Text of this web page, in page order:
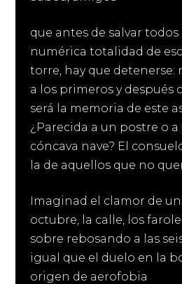
que antes de salvar todos
numérica totalidad de
torre, hay que
a los primeros y después
será la memoria de este
¿Parecida a un postre o
cóncava nave? El
la de aquellos que no
Imaginad el clamor de
octubre, la calle, los
sobre rebosando a las
igual que el duelo en la
origen de aerofobia